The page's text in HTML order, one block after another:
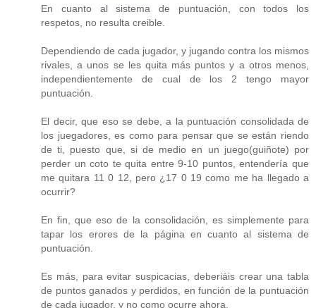
En cuanto al sistema de puntuación, con todos los
respetos, no resulta creible.
Dependiendo de cada jugador, y jugando contra los mismos
rivales, a unos se les quita más puntos y a otros menos,
independientemente de cual de los 2 tengo mayor
puntuación.
El decir, que eso se debe, a la puntuación consolidada de
los juegadores, es como para pensar que se están riendo
de ti, puesto que, si de medio en un juego(guiñote) por
perder un coto te quita entre 9-10 puntos, entendería que
me quitara 11 0 12, pero ¿17 0 19 como me ha llegado a
ocurrir?
En fin, que eso de la consolidación, es simplemente para
tapar los erores de la página en cuanto al sistema de
puntuación.
Es más, para evitar suspicacias, deberiáis crear una tabla
de puntos ganados y perdidos, en función de la puntuación
de cada jugador, y no como ocurre ahora.